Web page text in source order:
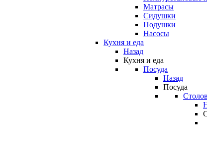
Матрасы
Сидушки
Подушки
Насосы
Кухня и еда
Назад
Кухня и еда
Посуда
Назад
Посуда